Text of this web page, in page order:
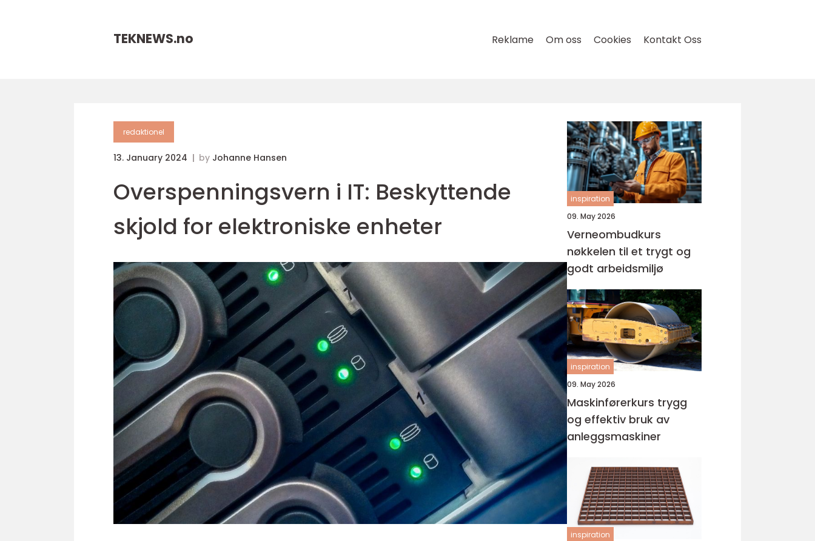
TEKNEWS.no Reklame Om oss Cookies Kontakt Oss
redaktionel
13. January 2024 by Johanne Hansen
Overspenningsvern i IT: Beskyttende
skjold for elektroniske enheter
inspiration
09. May 2026
Verneombudkurs
nøkkelen til et trygt og
godt arbeidsmiljø
inspiration
09. May 2026
Maskinførerkurs trygg
og effektiv bruk av
anleggsmaskiner
inspiration